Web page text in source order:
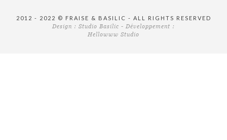
2012 - 2022 © FRAISE & BASILIC - ALL RIGHTS RESERVED
Design : Studio Basilic - Développement :
Hellowww Studio